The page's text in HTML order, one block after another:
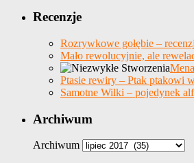
Recenzje
Rozrywkowe gołębie –
Mało rewolucyjnie, ale
Ptasie rewiry – Ptak ptakowi
Samotne Wilki – pojedynek
Archiwum
Archiwum